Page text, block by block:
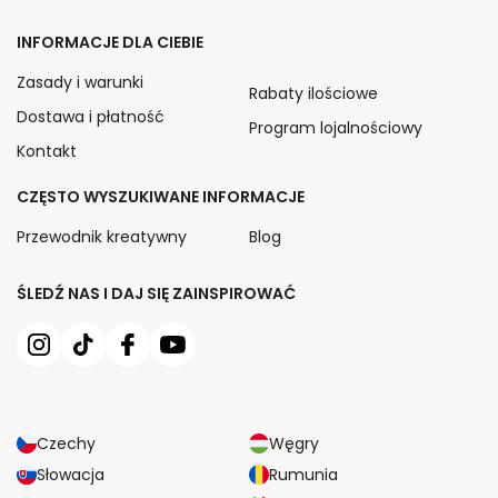
ŚLEDŹ NAS I DAJ SIĘ ZAINSPIROWAĆ
Czechy
Węgry
Słowacja
Rumunia
INFORMACJE DLA CIEBIE
Zasady i warunki
Dostawa i płatność
Kontakt
Rabaty ilościowe
Program lojalnościowy
CZĘSTO WYSZUKIWANE INFORMACJE
Przewodnik kreatywny
Blog